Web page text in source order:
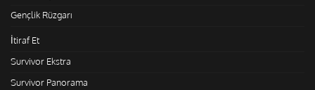
Gençlik Rüzgarı
İtiraf Et
Survivor Ekstra
Survivor Panorama